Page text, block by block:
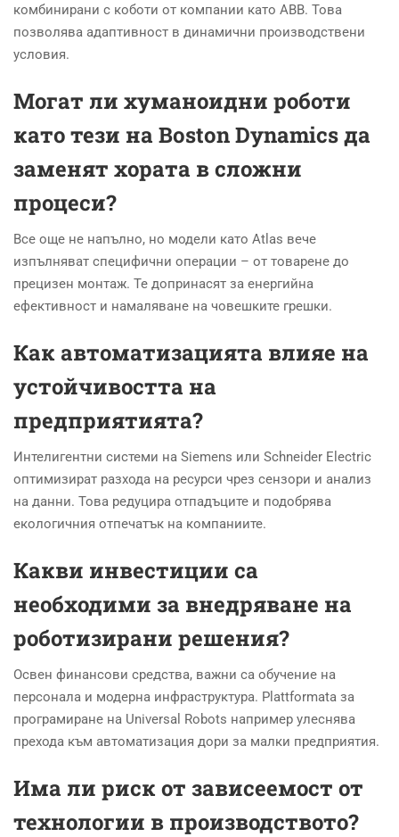
комбинирани с коботи от компании като ABB. Това
позволява адаптивност в динамични производствени
условия.
Могат ли хуманоидни роботи
като тези на Boston Dynamics да
заменят хората в сложни
процеси?
Все още не напълно, но модели като Atlas вече
изпълняват специфични операции – от товарене до
прецизен монтаж. Те допринасят за енергийна
ефективност и намаляване на човешките грешки.
Как автоматизацията влияе на
устойчивостта на
предприятията?
Интелигентни системи на Siemens или Schneider Electric
оптимизират разхода на ресурси чрез сензори и анализ
на данни. Това редуцира отпадъците и подобрява
екологичния отпечатък на компаниите.
Какви инвестиции са
необходими за внедряване на
роботизирани решения?
Освен финансови средства, важни са обучение на
персонала и модерна инфраструктура. Plattformata за
програмиране на Universal Robots например улеснява
прехода към автоматизация дори за малки предприятия.
Има ли риск от зависеемост от
технологии в производството?